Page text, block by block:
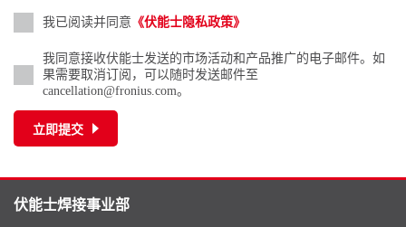
我已阅读并同意 《伏能士隐私政策》
我同意接收伏能士发送的市场活动和产品推广的电子邮件。如
果需要取消订阅，可以随时发送邮件至
cancellation@fronius.com。
立即提交
伏能士焊接事业部